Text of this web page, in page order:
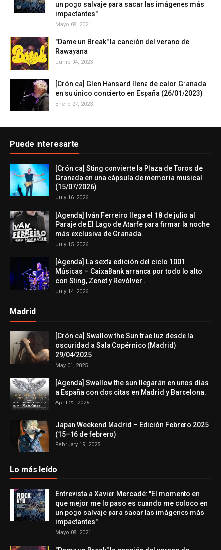
un pogo salvaje para sacar las imágenes más
impactantes"
Mayo 08, 2021
"Dame un Break" la canción del verano de
Rawayana
Junio 04, 2023
[Crónica] Glen Hansard llena de calor Granada
en su único concierto en España (26/01/2023)
Enero 27, 2023
Puede interesarte
[Crónica] Sting convierte la Plaza de Toros de
Granada en una cápsula de memoria musical
(15/07/2026)
July 16, 2026
[Agenda] Iván Ferreiro llega el 18 de julio al
Paraje de El Lago de Atarfe para firmar la noche
más exclusiva de Granada.
July 15, 2026
[Agenda] La sexta edición del ciclo 1001
Músicas – CaixaBank arranca por todo lo alto
con Sting, Zenet y Revólver .
July 14, 2026
Madrid
[Crónica] Swallow the Sun trae luz desde la
oscuridad a Sala Copérnico (Madrid)
29/04/2025
May 01, 2025
[Agenda] Swallow the sun llegarán en unos días
a España con dos citas en Madrid y Barcelona.
April 22, 2025
Japan Weekend Madrid – Edición Febrero 2025
(15–16 de febrero)
February 19, 2025
Lo más leído
Entrevista a Xavier Mercadé: "El momento en
que mejor me lo paso es cuando me coloco en
un pogo salvaje para sacar las imágenes más
impactantes"
Mayo 08, 2021